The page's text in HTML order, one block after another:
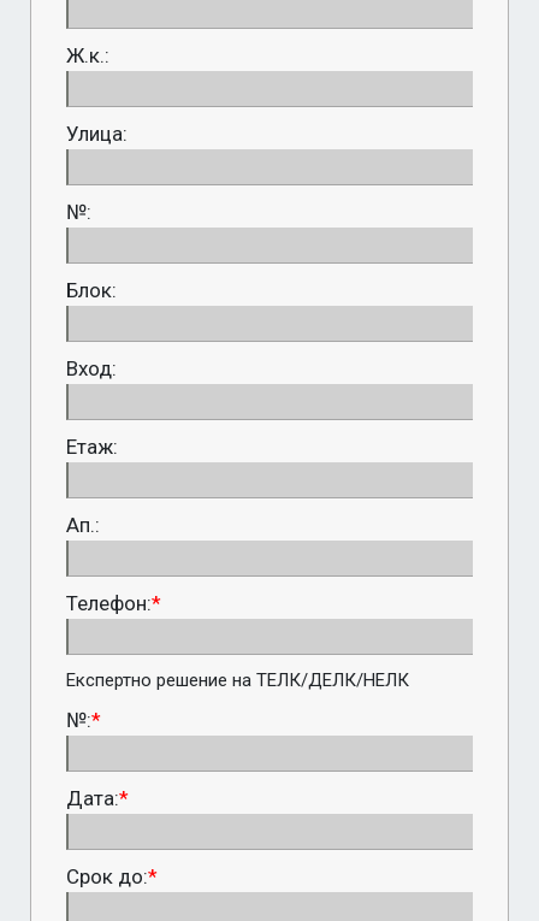
Ж.к.:
Улица:
№:
Блок:
Вход:
Етаж:
Ап.:
Телефон:*
Експертно решение на ТЕЛК/ДЕЛК/НЕЛК
№:*
Дата:*
Срок до:*